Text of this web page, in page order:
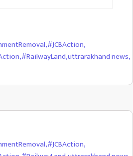
,#JCBAction,
,#RailwayLand,uttrarakhand news,
,#JCBAction,